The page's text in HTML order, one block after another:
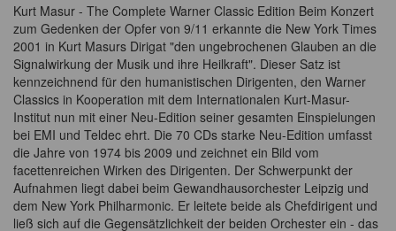
Kurt Masur - The Complete Warner Classic Edition Beim Konzert
zum Gedenken der Opfer von 9/11 erkannte die New York Times
2001 in Kurt Masurs Dirigat "den ungebrochenen Glauben an die
Signalwirkung der Musik und ihre Heilkraft". Dieser Satz ist
kennzeichnend für den humanistischen Dirigenten, den Warner
Classics in Kooperation mit dem Internationalen Kurt-Masur-
Institut nun mit einer Neu-Edition seiner gesamten Einspielungen
bei EMI und Teldec ehrt. Die 70 CDs starke Neu-Edition umfasst
die Jahre von 1974 bis 2009 und zeichnet ein Bild vom
facettenreichen Wirken des Dirigenten. Der Schwerpunkt der
Aufnahmen liegt dabei beim Gewandhausorchester Leipzig und
dem New York Philharmonic. Er leitete beide als Chefdirigent und
ließ sich auf die Gegensätzlichkeit der beiden Orchester ein - das